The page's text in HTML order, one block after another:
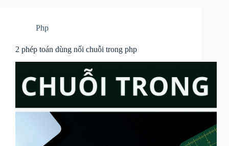
Php
2 phép toán dùng nối chuỗi trong php